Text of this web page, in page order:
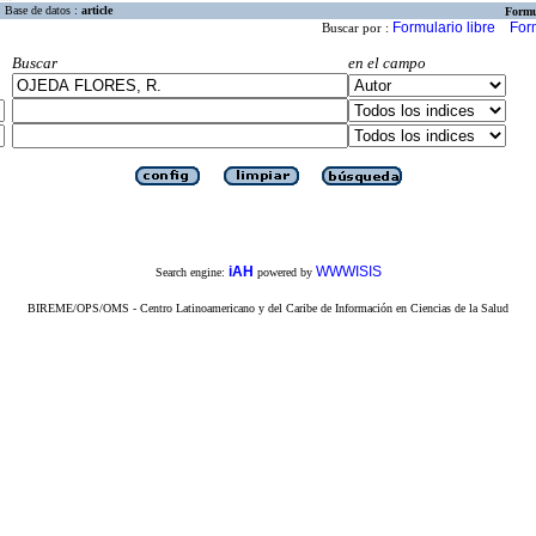
Base de datos : article
Buscar por : Formulario libre
Buscar
en el campo
Search engine: iAH powered by WWWISIS
BIREME/OPS/OMS - Centro Latinoamericano y del Caribe de Información en Ciencias de la Salud